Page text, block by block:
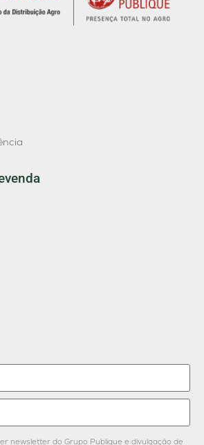
newsletter do Grupo Publique e divulgação de